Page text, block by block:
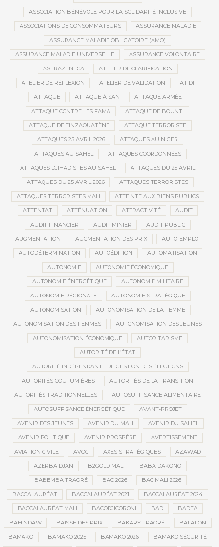
ASSOCIATION BÉNÉVOLE POUR LA SOLIDARITÉ INCLUSIVE
ASSOCIATIONS DE CONSOMMATEURS ASSURANCE MALADIE
ASSURANCE MALADIE OBLIGATOIRE (AMO)
ASSURANCE MALADIE UNIVERSELLE ASSURANCE VOLONTAIRE
ASTRAZENECA ATELIER DE CLARIFICATION
ATELIER DE RÉFLEXION ATELIER DE VALIDATION ATIDI
ATTAQUE ATTAQUE À SAN ATTAQUE ARMÉE
ATTAQUE CONTRE LES FAMA ATTAQUE DE BOUNTI
ATTAQUE DE TINZAOUATÈNE ATTAQUE TERRORISTE
ATTAQUES 25 AVRIL 2026 ATTAQUES AU NIGER
ATTAQUES AU SAHEL ATTAQUES COORDONNÉES
ATTAQUES DJIHADISTES AU SAHEL ATTAQUES DU 25 AVRIL
ATTAQUES DU 25 AVRIL 2026 ATTAQUES TERRORISTES
ATTAQUES TERRORISTES MALI ATTEINTE AUX BIENS PUBLICS
ATTENTAT ATTÉNUATION ATTRACTIVITÉ AUDIT
AUDIT FINANCIER AUDIT MINIER AUDIT PUBLIC
AUGMENTATION AUGMENTATION DES PRIX AUTO-EMPLOI
AUTODÉTERMINATION AUTOÉDITION AUTOMATISATION
AUTONOMIE AUTONOMIE ÉCONOMIQUE
AUTONOMIE ÉNERGÉTIQUE AUTONOMIE MILITAIRE
AUTONOMIE RÉGIONALE AUTONOMIE STRATÉGIQUE
AUTONOMISATION AUTONOMISATION DE LA FEMME
AUTONOMISATION DES FEMMES AUTONOMISATION DES JEUNES
AUTONOMISATION ÉCONOMIQUE AUTORITARISME
AUTORITÉ DE L’ÉTAT
AUTORITÉ INDÉPENDANTE DE GESTION DES ÉLECTIONS
AUTORITÉS COUTUMIÈRES AUTORITÉS DE LA TRANSITION
AUTORITÉS TRADITIONNELLES AUTOSUFFISANCE ALIMENTAIRE
AUTOSUFFISANCE ÉNERGÉTIQUE AVANT-PROJET
AVENIR DES JEUNES AVENIR DU MALI AVENIR DU SAHEL
AVENIR POLITIQUE AVENIR PROSPÈRE AVERTISSEMENT
AVIATION CIVILE AVOC AXES STRATÉGIQUES AZAWAD
AZERBAÏDJAN B2GOLD MALI BABA DAKONO
BABEMBA TRAORÉ BAC 2026 BAC MALI 2026
BACCALAURÉAT BACCALAURÉAT 2021 BACCALAURÉAT 2024
BACCALAURÉAT MALI BACODJICORONI BAD BADEA
BAH NDAW BAISSE DES PRIX BAKARY TRAORÉ BALAFON
BAMAKO BAMAKO 2025 BAMAKO 2026 BAMAKO SÉCURITÉ